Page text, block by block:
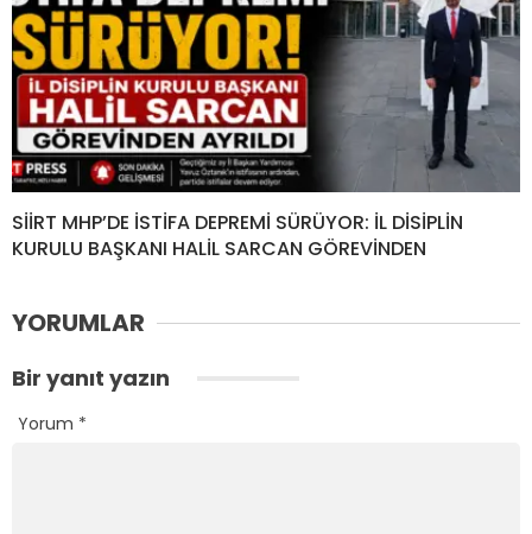
SİİRT MHP’DE İSTİFA DEPREMİ SÜRÜYOR: İL DİSİPLİN
KURULU BAŞKANI HALİL SARCAN GÖREVİNDEN
YORUMLAR
Bir yanıt yazın
Yorum *